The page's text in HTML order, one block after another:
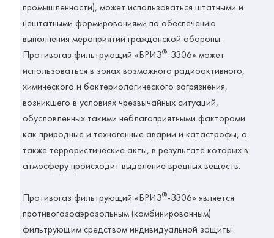
промышленности), может использоваться штатными и
нештатными формированиями по обеспечению
выполнения мероприятий гражданской обороны.
Противогаз фильтрующий «БРИЗ®-3306» может
использоваться в зонах возможного радиоактивного,
химического и бактериологического загрязнения,
возникшего в условиях чрезвычайных ситуаций,
обусловленных такими неблагоприятными факторами
как природные и техногенные аварии и катастрофы, а
также террористические акты, в результате которых в
атмосферу происходит выделение вредных веществ.
Противогаз фильтрующий «БРИЗ®-3306» является
противогазоаэрозольным (комбинированным)
фильтрующим средством индивидуальной защиты